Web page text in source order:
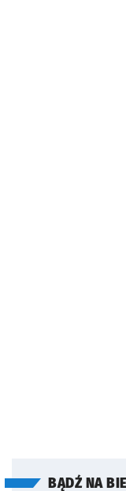
BĄDŹ NA